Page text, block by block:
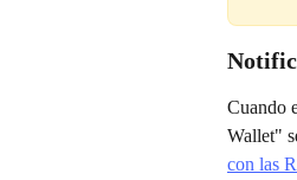
Cuando
Wallet"
con las